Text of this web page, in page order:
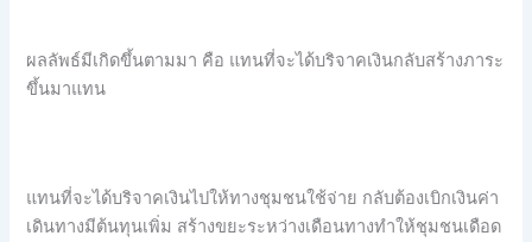
ผลลัพธ์มีเกิดขึ้นตามมา คือ แทนที่จะได้บริจาคเงินกลับสร้างภาระ
ขึ้นมาแทน
แทนที่จะได้บริจาคเงินไปให้ทางชุมชนใช้จ่าย กลับต้องเบิกเงินค่า
เดินทางมีต้นทุนเพิ่ม สร้างขยะระหว่างเดือนทางทำให้ชุมชนเดือด